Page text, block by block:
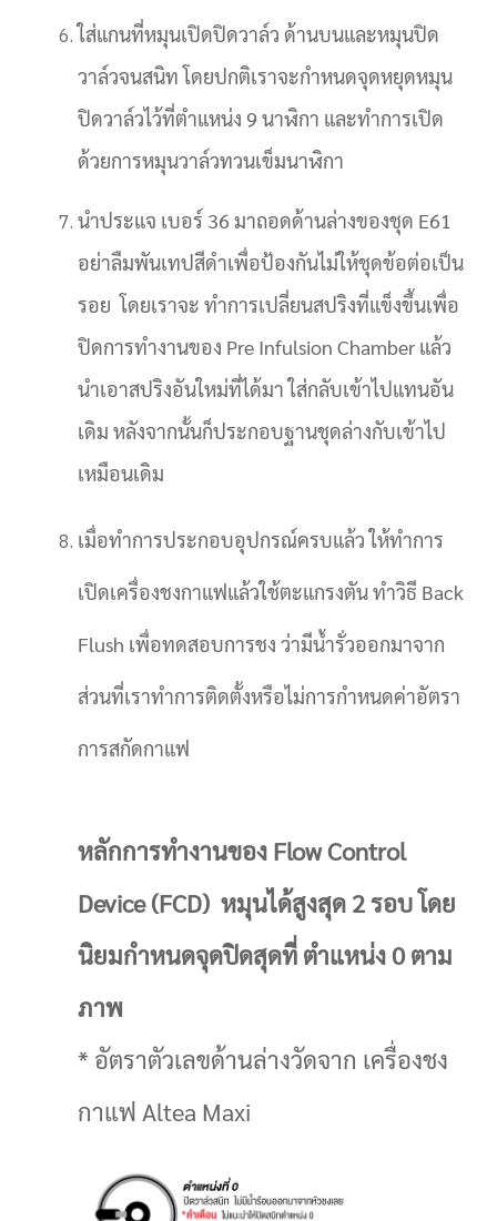
ใส่แกนที่หมุนเปิดปิดวาล์ว ด้านบนและหมุนปิด
วาล์วจนสนิท โดยปกติเราจะกำหนดจุดหยุดหมุน
ปิดวาล์วไว้ที่ตำแหน่ง 9 นาฬิกา และทำการเปิด
ด้วยการหมุนวาล์วทวนเข็มนาฬิกา
นำประแจ เบอร์ 36 มาถอดด้านล่างของชุด E61
อย่าลืมพันเทปสีดำเพื่อป้องกันไม่ให้ชุดข้อต่อเป็น
รอย โดยเราจะ ทำการเปลี่ยนสปริงที่แข็งขึ้นเพื่อ
ปิดการทำงานของ Pre Infulsion Chamber แล้ว
นำเอาสปริงอันใหม่ที่ได้มา ใส่กลับเข้าไปแทนอัน
เดิม หลังจากนั้นก็ประกอบฐานชุดล่างกับเข้าไป
เหมือนเดิม
เมื่อทำการประกอบอุปกรณ์ครบแล้ว ให้ทำการ
เปิดเครื่องชงกาแฟแล้วใช้ตะแกรงตัน ทำวิธี Back
Flush เพื่อทดสอบการชง ว่ามีน้ำรั่วออกมาจาก
ส่วนที่เราทำการติดตั้งหรือไม่การกำหนดค่าอัตรา
การสกัดกาแฟ
หลักการทำงานของ Flow Control
Device (FCD) หมุนได้สูงสุด 2 รอบ โดย
นิยมกำหนดจุดปิดสุดที่ ตำแหน่ง 0 ตาม
ภาพ
* อัตราตัวเลขด้านล่างวัดจาก เครื่องชง
กาแฟ Altea Maxi